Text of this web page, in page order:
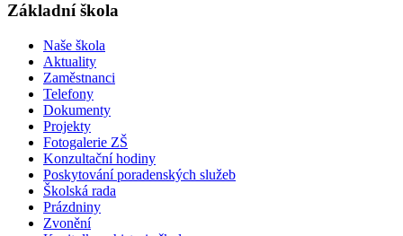
Základní škola
Naše škola
Aktuality
Zaměstnanci
Telefony
Dokumenty
Projekty
Fotogalerie ZŠ
Konzultační hodiny
Poskytování poradenských služeb
Školská rada
Prázdniny
Zvonění